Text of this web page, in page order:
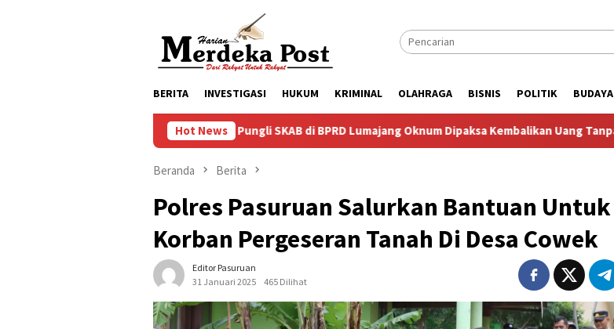
BERITA INVESTIGASI HUKUM KRIMINAL OLAHRAGA BISNIS POLITIK BUDAYA
Hot News
Dugaan Pungli SKAB di BPRD Lumajang Oknum Dipaksa Kembalikan Uang Tanpa Prosedur Resmi
Beranda Berita
Polres Pasuruan Salurkan Bantuan Untuk
Korban Pergeseran Tanah Di Desa Cowek
Editor Pasuruan
31 Januari 2025
465 Dilihat